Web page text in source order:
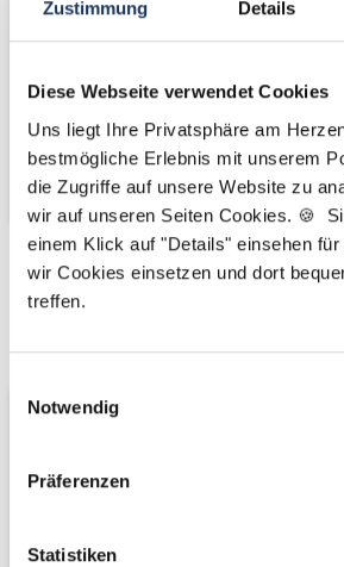
Zustimmung Details
Diese Webseite verwendet Cookies
Uns liegt Ihre Privatsphäre am
bestmögliche Erlebnis mit unserem
die Zugriffe auf unsere Website zu
wir auf unseren Seiten Cookies. 🍪
einem Klick auf "Details" einsehen
wir Cookies einsetzen und dort
treffen.
Notwendig
Präferenzen
Statistiken
Kooperations-
Partner